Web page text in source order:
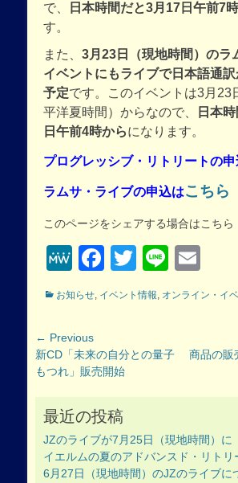
で、
日本時間だと3月17日午前7
す。
また、 3月23日（現地時間）のラ
イベントにもライブで日本語通
予定です。このイベントは3月23
平洋夏時間）からなので、
日本
日午前4時からになります。
プログレッシブ・リトリートの申
ラムサ・ライブの申込はこちら
このページをシェアする場合はこちら
MeWeFacebook
Twitter
Line
Categories
お知らせ, イベント情報, オンライン・イ
投
稿
ナ
ゲ
ー
シ
ョ
← Previous
Previous
post:
新CD「未来の自分との量子
もつれ」販売開始
Next
商品の販
最近の投稿
JZのライブが7月25日（現地時間）に
イエルムの夏のアドバンスド・リトリ
6月27日（現地時間）のJZのライブに